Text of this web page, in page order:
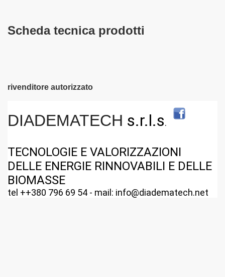
Scheda tecnica prodotti
rivenditore autorizzato
DIADEMATECH s.r.l.s.
TECNOLOGIE E VALORIZZAZIONI
DELLE ENERGIE RINNOVABILI E DELLE
BIOMASSE
tel ++380 796 69 54 - mail: info@diadematech.net